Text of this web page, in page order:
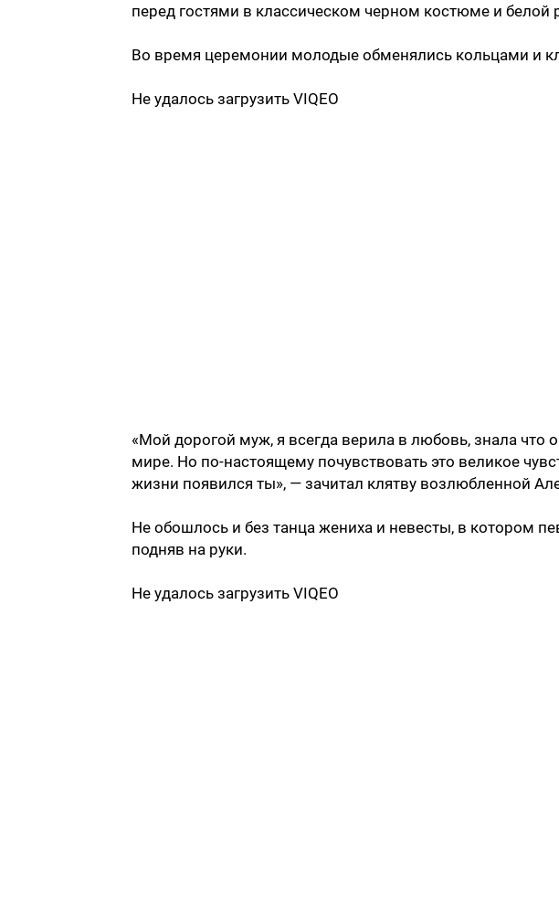
перед гостями в классическом черном костюме и белой
Во время церемонии молодые обменялись кольцами и
Не удалось загрузить VIQEO
«Мой дорогой муж, я всегда верила в любовь, знала что
мире. Но по-настоящему почувствовать это великое
жизни появился ты», — зачитал клятву возлюбленной
Не обошлось и без танца жениха и невесты, в котором
подняв на руки.
Не удалось загрузить VIQEO